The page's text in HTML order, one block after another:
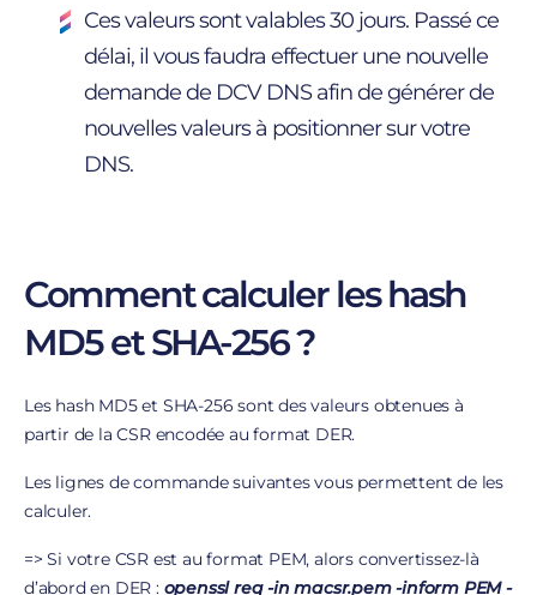
Ces valeurs sont valables 30 jours. Passé ce
délai, il vous faudra effectuer une nouvelle
demande de DCV DNS afin de générer de
nouvelles valeurs à positionner sur votre
DNS.
Comment calculer les hash
MD5 et SHA-256 ?
Les hash MD5 et SHA-256 sont des valeurs obtenues à
partir de la CSR encodée au format DER.
Les lignes de commande suivantes vous permettent de les
calculer.
=> Si votre CSR est au format PEM, alors convertissez-là
d’abord en DER : openssl req -in macsr.pem -inform PEM -